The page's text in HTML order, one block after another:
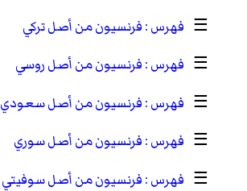
☰
فرنسيون من أصل تركي
☰
فرنسيون من أصل روسي
☰
فرنسيون من أصل سعودي
☰
فرنسيون من أصل سوري
☰
فرنسيون من أصل سوفيتي